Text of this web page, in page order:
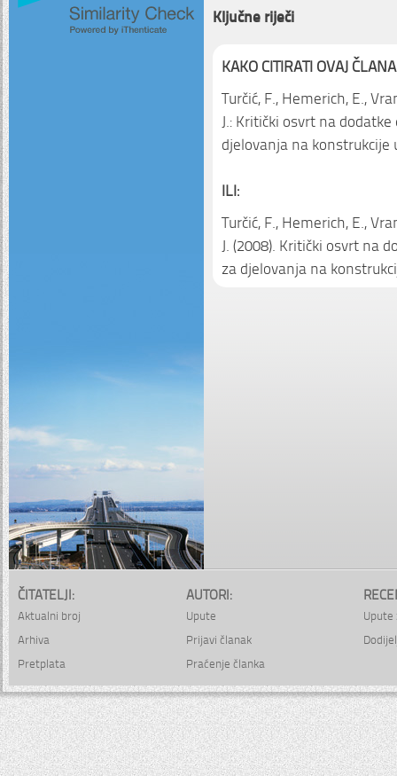
Ključne riječi
KAKO CITIRATI OVAJ
Turčić, F., Hemerich, E.,
J.: Kritički osvrt na
djelovanja na konstrukcije
ILI:
Turčić, F., Hemerich, E.,
J. (2008). Kritički osvrt na
za djelovanja na
ČITATELJI:
Aktualni broj
Arhiva
Pretplata
AUTORI:
Upute
Prijavi članak
Praćenje članka
Upute